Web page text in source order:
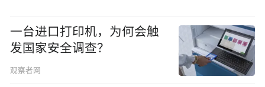
一台进口打印机，为何会触
发国家安全调查？
观察者网